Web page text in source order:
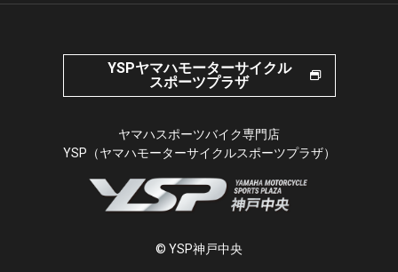
YSPヤマハモーターサイクル
スポーツプラザ
ヤマハスポーツバイク専門店
YSP（ヤマハモーターサイクルスポーツプラザ）
© YSP神戸中央